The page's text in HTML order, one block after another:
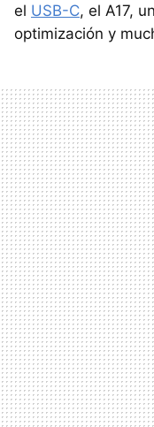
el USB-C, el A17,
optimización y